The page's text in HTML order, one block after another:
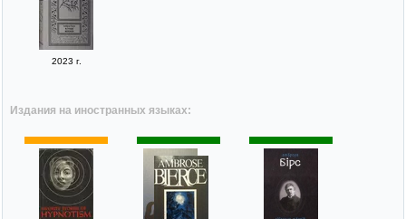
2023 г.
Издания на иностранных языках: